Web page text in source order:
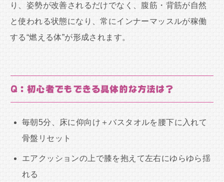
り、姿勢が改善されるだけでなく、腹筋・背筋が自然
と使われる状態になり、常にインナーマッスルが稼働
する“燃える体”が形成されます。
Q：初心者でもできる具体的な方法は？
毎朝5分、床に仰向け＋バスタオルを腰下に入れて
骨盤リセット
エアクッションの上で膝を抱えて左右にゆらゆら揺
れる